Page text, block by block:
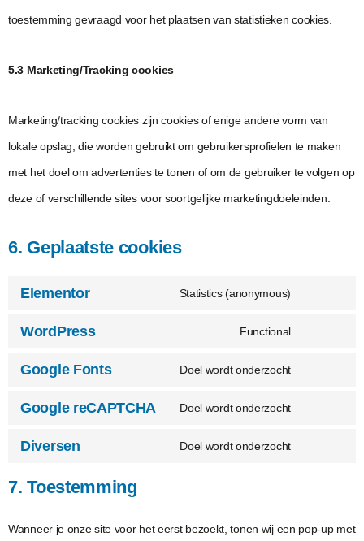
toestemming gevraagd voor het plaatsen van statistieken cookies.
5.3 Marketing/Tracking cookies
Marketing/tracking cookies zijn cookies of enige andere vorm van
lokale opslag, die worden gebruikt om gebruikersprofielen te maken
met het doel om advertenties te tonen of om de gebruiker te volgen op
deze of verschillende sites voor soortgelijke marketingdoeleinden.
6. Geplaatste cookies
Elementor Statistics (anonymous)
WordPress Functional
Google Fonts Doel wordt onderzocht
Google reCAPTCHA Doel wordt onderzocht
Diversen Doel wordt onderzocht
7. Toestemming
Wanneer je onze site voor het eerst bezoekt, tonen wij een pop-up met